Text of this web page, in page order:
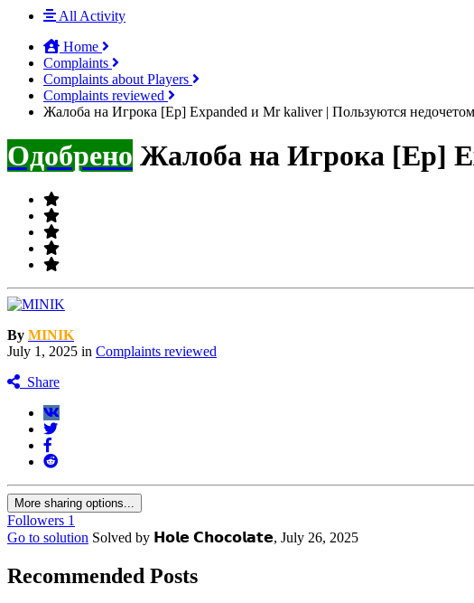
All Activity
Home
Complaints
Complaints about Players
Complaints reviewed
Жалоба на Игрока [Ep] Expanded и Mr kaliver | Пользуются
Одобрено Жалоба на Игрока [Ep]
By MINIK
July 1, 2025 in Complaints reviewed
Share
More sharing options...
Followers 1
Go to solution Solved by 𝗛𝗼𝗹𝗲 𝗖𝗵𝗼𝗰𝗼𝗹𝗮𝘁𝗲, July 26, 2025
Recommended Posts